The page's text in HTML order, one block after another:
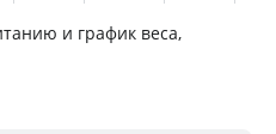
и график веса,